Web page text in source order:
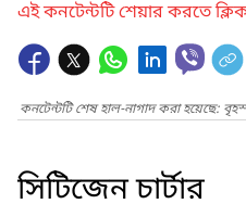
এই কনটেন্টটি শেয়ার করতে
কনটেন্টটি শেষ হাল-নাগাদ করা হয়েছে:
সিটিজেন চার্টার